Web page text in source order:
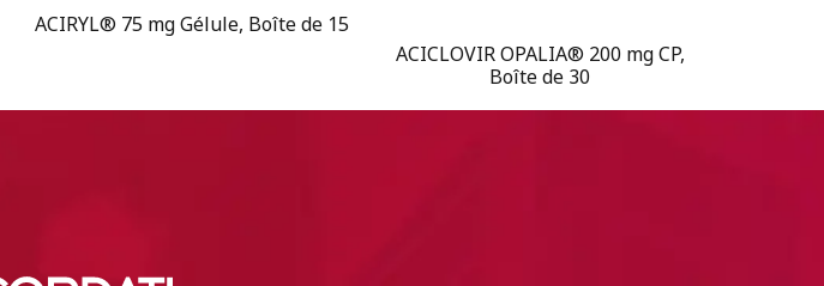
ACIRYL® 75 mg Gélule, Boîte de 15
ACICLOVIR OPALIA® 200 mg CP,
Boîte de 30